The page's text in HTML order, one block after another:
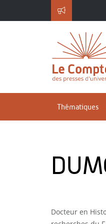
Thématiques
Docteur en